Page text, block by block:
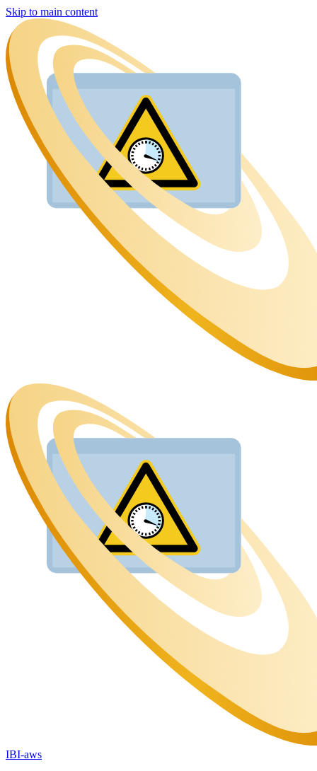
Skip to main content
IBI-aws